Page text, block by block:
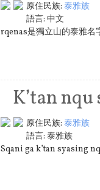
原住民族: 泰雅族
語言: 中文
rqenas是獨立山的泰雅名
K’tan
原住民族: 泰雅族
語言: 泰雅族
Sqani ga k’tan syasing